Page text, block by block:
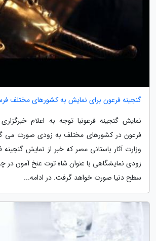
گنجینه فرعون برای نمایش به کشورهای مختلف
نمایش گنجینه فرعونبا توجه به اعلام
فرعون در کشورهای مختلف به زودی صورت می
وزارت آثار باستانی مصر که خبر از نمایش
زودی نمایشگاهی با عنوان شاه توت عنخ آمون در
سطح دنیا صورت خواهد گرفت. در ادامه...